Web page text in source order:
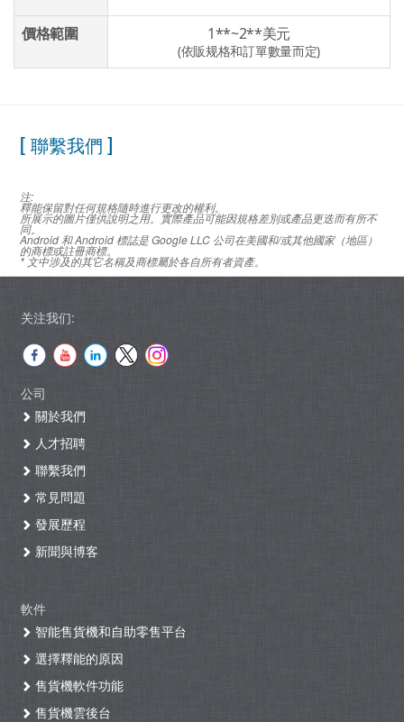
價格範圍 1**~2**美元
(依販规格和訂單數量而定)
[ 聯繫我們 ]
注:
釋能保留對任何規格隨時進行更改的權利。
所展示的圖片僅供說明之用。實際產品可能因規格差別或產品更迭而有所不
同。
Android 和 Android 標誌是 Google LLC 公司在美國和/或其他國家（地區）
的商標或註冊商標。
* 文中涉及的其它名稱及商標屬於各自所有者資產。
关注我们:
公司
關於我們
人才招聘
聯繫我們
常見問題
發展歷程
新聞與博客
軟件
智能售貨機和自助零售平台
選擇釋能的原因
售貨機軟件功能
售貨機雲後台